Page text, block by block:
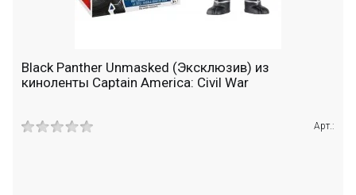
Black Panther Unmasked (Эксклюзив) из
киноленты Captain America: Civil War
Арт.: